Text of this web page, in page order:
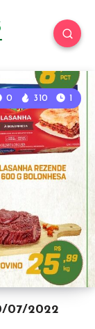
0 310 1
07/2022